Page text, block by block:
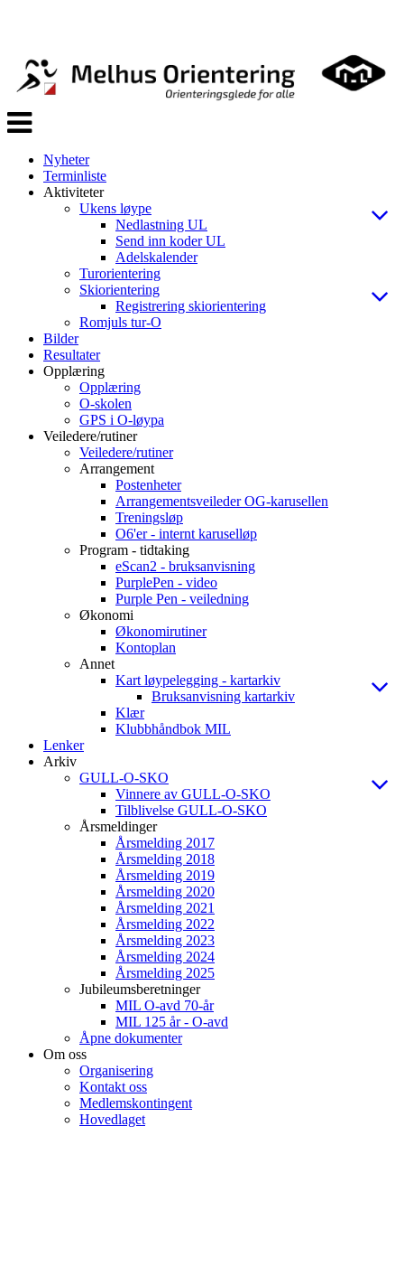
Veksle
navigasjon
Nyheter
Terminliste
Aktiviteter
Ukens løype
Nedlastning UL
Send inn koder UL
Adelskalender
Turorientering
Skiorientering
Registrering skiorientering
Romjuls tur-O
Bilder
Resultater
Opplæring
Opplæring
O-skolen
GPS i O-løypa
Veiledere/rutiner
Veiledere/rutiner
Arrangement
Postenheter
Arrangementsveileder OG-karusellen
Treningsløp
O6'er - internt karuselløp
Program - tidtaking
eScan2 - bruksanvisning
PurplePen - video
Purple Pen - veiledning
Økonomi
Økonomirutiner
Kontoplan
Annet
Kart løypelegging - kartarkiv
Bruksanvisning kartarkiv
Klær
Klubbhåndbok MIL
Lenker
Arkiv
GULL-O-SKO
Vinnere av GULL-O-SKO
Tilblivelse GULL-O-SKO
Årsmeldinger
Årsmelding 2017
Årsmelding 2018
Årsmelding 2019
Årsmelding 2020
Årsmelding 2021
Årsmelding 2022
Årsmelding 2023
Årsmelding 2024
Årsmelding 2025
Jubileumsberetninger
MIL O-avd 70-år
MIL 125 år - O-avd
Åpne dokumenter
Om oss
Organisering
Kontakt oss
Medlemskontingent
Hovedlaget